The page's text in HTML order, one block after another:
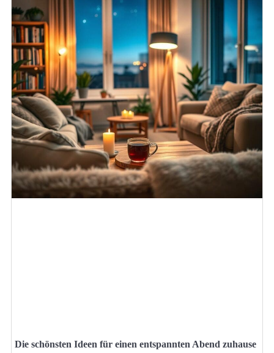
Die schönsten Ideen für einen entspannten Abend zuhause